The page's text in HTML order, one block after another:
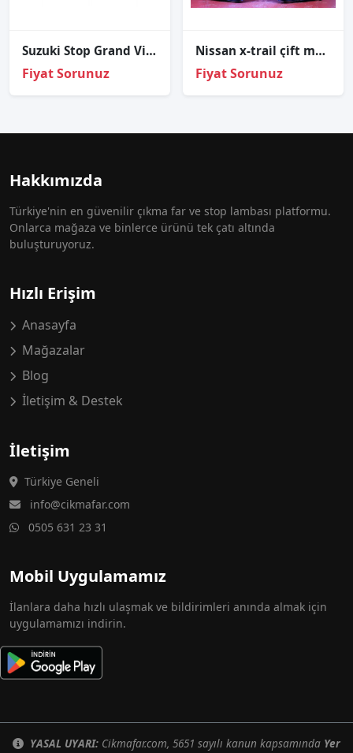
Suzuki Stop Grand Vitara 98-04 Sağ
Fiyat Sorunuz
Ni̇ssan x-trai̇l çi̇ft mercek sağ sol far kasasi 2017-2020
Fiyat Sorunuz
Hakkımızda
Türkiye'nin en güvenilir çıkma far ve stop lambası platformu.
Onlarca mağaza ve binlerce ürünü tek çatı altında
buluşturuyoruz.
Hızlı Erişim
Anasayfa
Mağazalar
Blog
İletişim & Destek
İletişim
Türkiye Geneli
info@cikmafar.com
0505 631 23 31
Mobil Uygulamamız
İlanlara daha hızlı ulaşmak ve bildirimleri anında almak için
uygulamamızı indirin.
YASAL UYARI: Cikmafar.com, 5651 sayılı kanun kapsamında Yer